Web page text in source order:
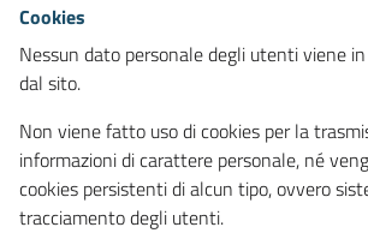
Cookies
Nessun dato personale degli utenti viene
dal sito.
Non viene fatto uso di cookies per la
informazioni di carattere personale, né
cookies persistenti di alcun tipo, ovvero
tracciamento degli utenti.